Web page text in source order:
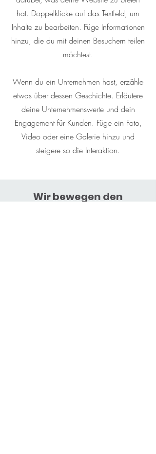
hat. Doppelklicke auf das Textfeld, um
Inhalte zu bearbeiten. Füge Informationen
hinzu, die du mit deinen Besuchern teilen
möchtest.
Wenn du ein Unternehmen hast, erzähle
etwas über dessen Geschichte. Erläutere
deine Unternehmenswerte und dein
Engagement für Kunden. Füge ein Foto,
Video oder eine Galerie hinzu und
steigere so die Interaktion.
Wir bewegen den